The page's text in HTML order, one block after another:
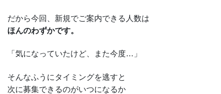
だから今回、新規でご案内できる人数は
ほんのわずかです。
「気になっていたけど、また今度…」
そんなふうにタイミングを逃すと
次に募集できるのがいつになるか